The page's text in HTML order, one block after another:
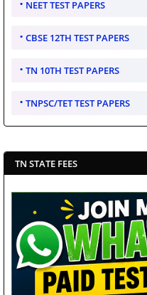
NEET TEST PAPERS
CBSE 12TH TEST PAPERS
TN 10TH TEST PAPERS
TNPSC/TET TEST PAPERS
TN STATE FEES